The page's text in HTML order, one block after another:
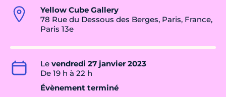
Yellow Cube Gallery
78 Rue du Dessous des Berges, Paris, France,
Paris 13e
Le vendredi 27 janvier 2023
De 19 h à 22 h
Évènement terminé